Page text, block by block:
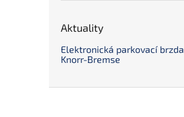
Aktuality
Elektronická parkovací brzda
Knorr-Bremse